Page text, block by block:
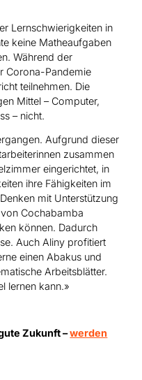
Lernschwierigkeiten in
keine Matheaufgaben
Während der
Corona-Pandemie
teilnehmen. Die
Mittel – Computer,
– nicht.
Aufgrund dieser
zusammen
eingerichtet, in
ihre Fähigkeiten im
mit Unterstützung
Cochabamba
können. Dadurch
Auch Aliny profitiert
einen Abakus und
Arbeitsblätter.
lernen kann.»
Zukunft –werden